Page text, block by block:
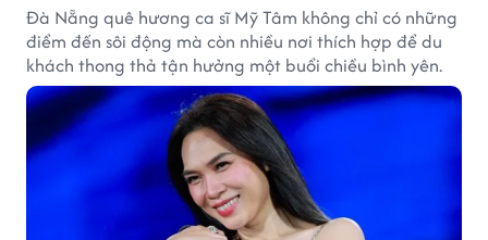
Đà Nẵng quê hương ca sĩ Mỹ Tâm không chỉ có những
điểm đến sôi động mà còn nhiều nơi thích hợp để du
khách thong thả tận hưởng một buổi chiều bình yên.